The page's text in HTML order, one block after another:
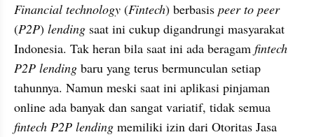
Financial technology (Fintech) berbasis peer to peer
(P2P) lending saat ini cukup digandrungi masyarakat
Indonesia. Tak heran bila saat ini ada beragam fintech
P2P lending baru yang terus bermunculan setiap
tahunnya. Namun meski saat ini aplikasi pinjaman
fintech P2P lending memiliki izin dari Otoritas Jasa